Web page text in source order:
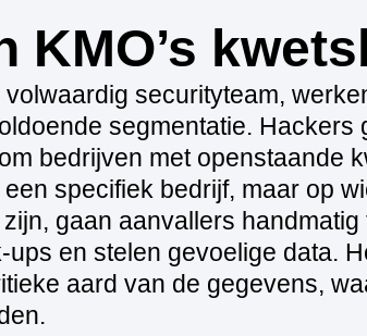
KMO’s
volwaardig securityteam,
segmentatie. Hackers
bedrijven met openstaande
specifiek bedrijf, maar op
gaan aanvallers
en stelen gevoelige data.
aard van de gegevens,